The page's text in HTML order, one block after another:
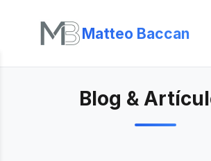
Matteo Baccan
Blog &